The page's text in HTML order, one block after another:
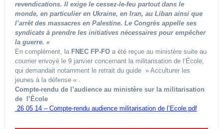
revendications. Il exige le cessez-le-feu partout dans le
monde, en particulier en Ukraine, en Iran, au Liban ainsi que
l’arrêt des massacres en Palestine. Le Congrès appelle ses
syndicats à prendre les initiatives nécessaires pour empêcher
la guerre. «
En complément, la FNEC FP-FOa été reçue au ministère suite au
courrier envoyé le 9 janvier concernant la militarisation de l’École,
qui demandait notamment le retrait du guide » Acculturer les
jeunes à la défense « .
Compte-rendu de l’audience au ministère sur la militarisation
de l’École
26 05 14 – Compte-rendu audience militarisation de l’Ecole.pdf